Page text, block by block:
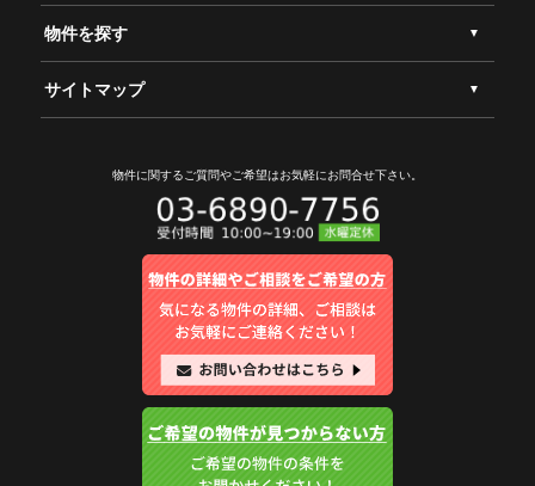
物件を探す
サイトマップ
物件に関するご質問やご希望はお気軽にお問合せ下さい。